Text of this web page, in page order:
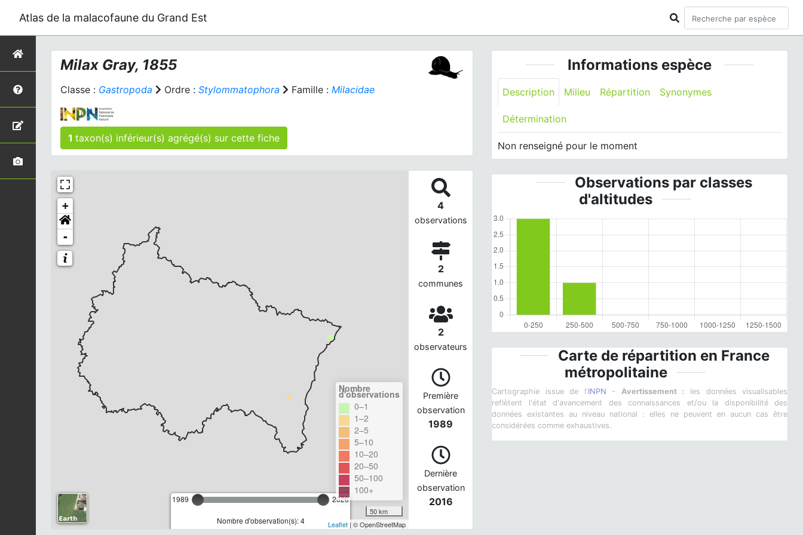
Atlas de la malacofaune du Grand Est
Milax Gray, 1855
Classe : Gastropoda Ordre : Stylommatophora Famille : Milacidae
1 taxon(s) inférieur(s) agrégé(s) sur cette fiche
+
-
1989 2026
Nombre d'observation(s): 4
Nombre
d'observations
0–1
1–2
2–5
5–10
10–20
20–50
50–100
100+
50 km
Leaflet| © OpenStreetMap
4
observations
2
communes
2
observateurs
Première
observation
1989
Dernière
observation
2016
Informations espèce
Description Milieu Répartition Synonymes
Détermination
Non renseigné pour le moment
Observations par classes
d'altitudes
Carte de répartition en France
métropolitaine
Cartographie issue de l'INPN - Avertissement : les données visualisables
reflètent l'état d'avancement des connaissances et/ou la disponibilité des
données existantes au niveau national : elles ne peuvent en aucun cas être
considérées comme exhaustives.